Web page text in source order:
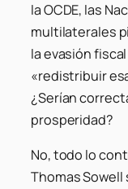
la OCDE, las
multilaterales
la evasión
«redistribuir
¿Serían
prosperidad?
No, todo lo
Thomas Sowell